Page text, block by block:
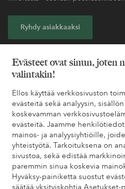
Evästeet ovat sinun, joten
valintakin!
Ellos käyttää verkkosivuston
evästeitä sekä analyysin,
koskevamman
evästeitä. Jaamme
mainos- ja analyysiyhtiöille,
yhteistyötä. Tarkoituksena on
sivustoa, sekä edistää
paremmin sinua koskevia
Hyväksy-painiketta suostut
säätää yksityiskohtia Asetukset-
Ryhdy asiakkaaksi
Löydät vastaukset useimmin
kysytyistä kysymyksistä. Löydät
meihin yhteyttä.
Asiakaspalvelu Tilaukset